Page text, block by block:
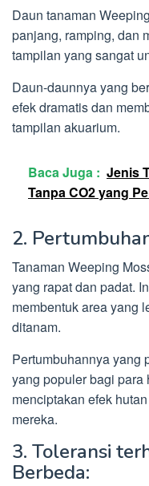
Daun tanaman
panjang, ramping, dan
tampilan yang sangat
Daun-daunnya yang
efek dramatis dan
tampilan akuarium.
Baca Juga : Jenis
Tanpa CO2 yang
2.
Tanaman Weeping
yang rapat dan padat.
membentuk area yang
ditanam.
Pertumbuhannya yang
yang populer bagi para
menciptakan efek
mereka.
3. Toleransi
Berbeda: